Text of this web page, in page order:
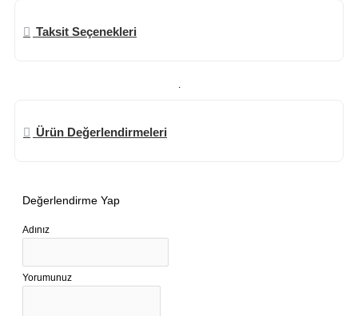
Taksit Seçenekleri
.
Ürün Değerlendirmeleri
Değerlendirme Yap
Adınız
Yorumunuz